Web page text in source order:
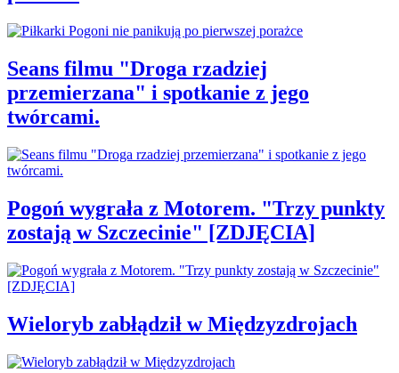
Seans filmu "Droga rzadziej
przemierzana" i spotkanie z jego
twórcami.
Pogoń wygrała z Motorem. "Trzy punkty
zostają w Szczecinie" [ZDJĘCIA]
Wieloryb zabłądził w Międzyzdrojach